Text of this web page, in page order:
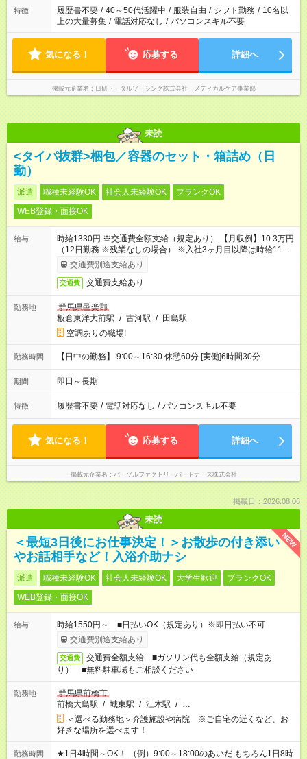
合は応募できません。
特徴 履歴書不要 / 40～50代活躍中 / 服装自由 / シフト勤務 / 10名以
上の大量募集 / 電話対応なし / パソコンスキル不要
気になる！ 応募する 詳細へ
掲載元企業名 日研トータルソーシング株式会社 メディカルケア事業部
未読
<タイパ抜群>梱包／容器のセット・箱詰め（日
勤）
派遣 職種未経験OK 社会人未経験OK
ブランクOK
WEB登録・面接OK
給与
時給1330円 ※交通費全額支給（規定あり） 【月収例】10.3万円
（12日勤務 ※残業なしの場合） ※入社3ヶ月目以降は時給1180
円となります。
交通費別途支給あり
交通費 交通費支給あり
勤務地
群馬県邑楽郡
板倉東洋大前駅 / 古河駅 / 田島駅
空調ありの職場!
勤務時間 【日中の勤務】 9:00～16:30 休憩60分 [実働]6時間30分
期間 即日～長期
特徴 履歴書不要 / 電話対応なし / パソコンスキル不要
気になる！ 応募する 詳細へ
掲載元企業名 パーソルファクトリーパートナーズ株式会社
掲載日：2026.08.06
未読
NEW
＜最短3日後にお仕事決定！＞お散歩の付き添い
やお話相手など！入浴介助ナシ
派遣 職種未経験OK 社会人未経験OK 大学生歓迎
ブランクOK
WEB登録・面接OK
給与
時給1550円～ ■日払いOK（規定あり）※即日払い不可
交通費別途支給あり
交通費
交通費全額支給 ■ガソリン代も全額支給（規定あ
り） ■無料駐車場もご相談ください
勤務地
群馬県前橋市
前橋大島駅 / 城東駅 / 江木駅 / …
＜選べる勤務地＞介護施設や病院 ※ご自宅の近くなど、お
好きな場所を選べます！
勤務時間
★1日4時間～OK！ （例）9:00～18:00のあいだ もちろん1日8時